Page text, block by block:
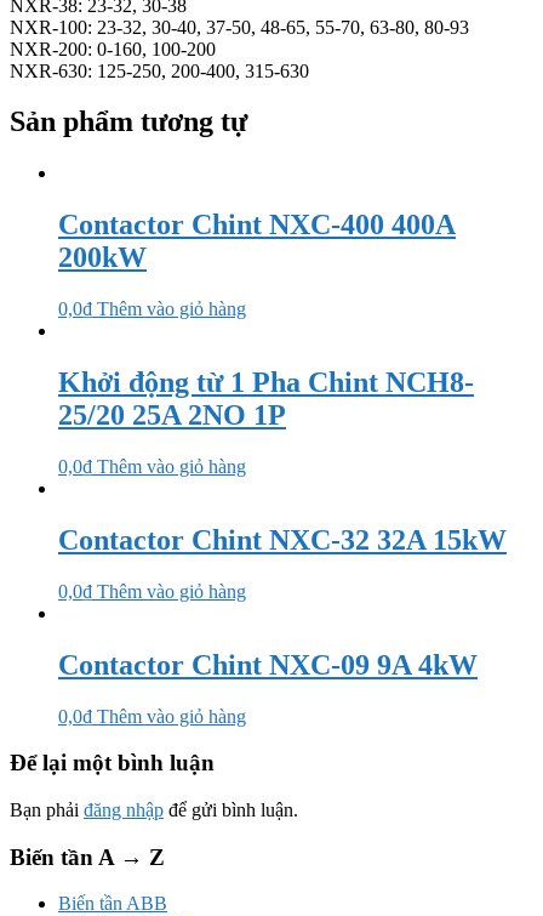
NXR-38: 23-32, 30-38
NXR-100: 23-32, 30-40, 37-50, 48-65, 55-70, 63-80, 80-93
NXR-200: 0-160, 100-200
NXR-630: 125-250, 200-400, 315-630
Sản phẩm tương tự
Contactor Chint NXC-400 400A
200kW
0,0₫ Thêm vào giỏ hàng
Khởi động từ 1 Pha Chint NCH8-
25/20 25A 2NO 1P
0,0₫ Thêm vào giỏ hàng
Contactor Chint NXC-32 32A 15kW
0,0₫ Thêm vào giỏ hàng
Contactor Chint NXC-09 9A 4kW
0,0₫ Thêm vào giỏ hàng
Để lại một bình luận
Bạn phải đăng nhập để gửi bình luận.
Biến tần A → Z
Biến tần ABB